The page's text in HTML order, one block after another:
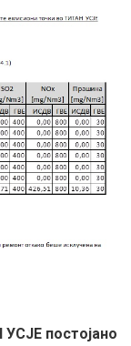
постојано